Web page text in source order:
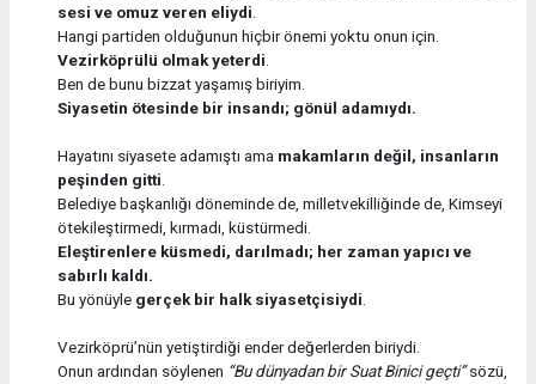
sesi ve omuz veren eliydi.
Hangi partiden olduğunun hiçbir önemi yoktu onun için.
Vezirköprülü olmak yeterdi.
Ben de bunu bizzat yaşamış biriyim.
Siyasetin ötesinde bir insandı; gönül adamıydı.
Hayatını siyasete adamıştı ama makamların değil, insanların
peşinden gitti.
Belediye başkanlığı döneminde de, milletvekilliğinde de, Kimseyi
ötekileştirmedi, kırmadı, küstürmedi.
Eleştirenlere küsmedi, darılmadı; her zaman yapıcı ve
sabırlı kaldı.
Bu yönüyle gerçek bir halk siyasetçisiydi.
Vezirköprü’nün yetiştirdiği ender değerlerden biriydi.
Onun ardından söylenen “Bu dünyadan bir Suat Binici geçti”sözü,